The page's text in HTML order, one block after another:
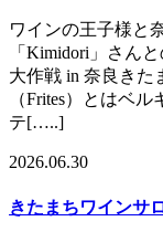
ワインの王子様と
「Kimidori」さん
大作戦 in 奈良きた
（Frites）とはベ
テ[…..]
2026.06.30
きたまちワインサ